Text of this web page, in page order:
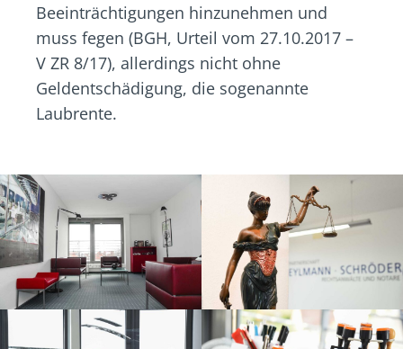
Beeinträchtigungen hinzunehmen und
muss fegen (BGH, Urteil vom 27.10.2017 –
V ZR 8/17), allerdings nicht ohne
Geldentschädigung, die sogenannte
Laubrente.